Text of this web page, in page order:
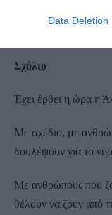
Data Deletion
Το ενδιαφέρον και η
Σχόλιο
Έχει έρθει η ώρα η
Με σχέδιο, με
δουλέψουν για το
Με ανθρώπους που
θέλουν να ζουν από